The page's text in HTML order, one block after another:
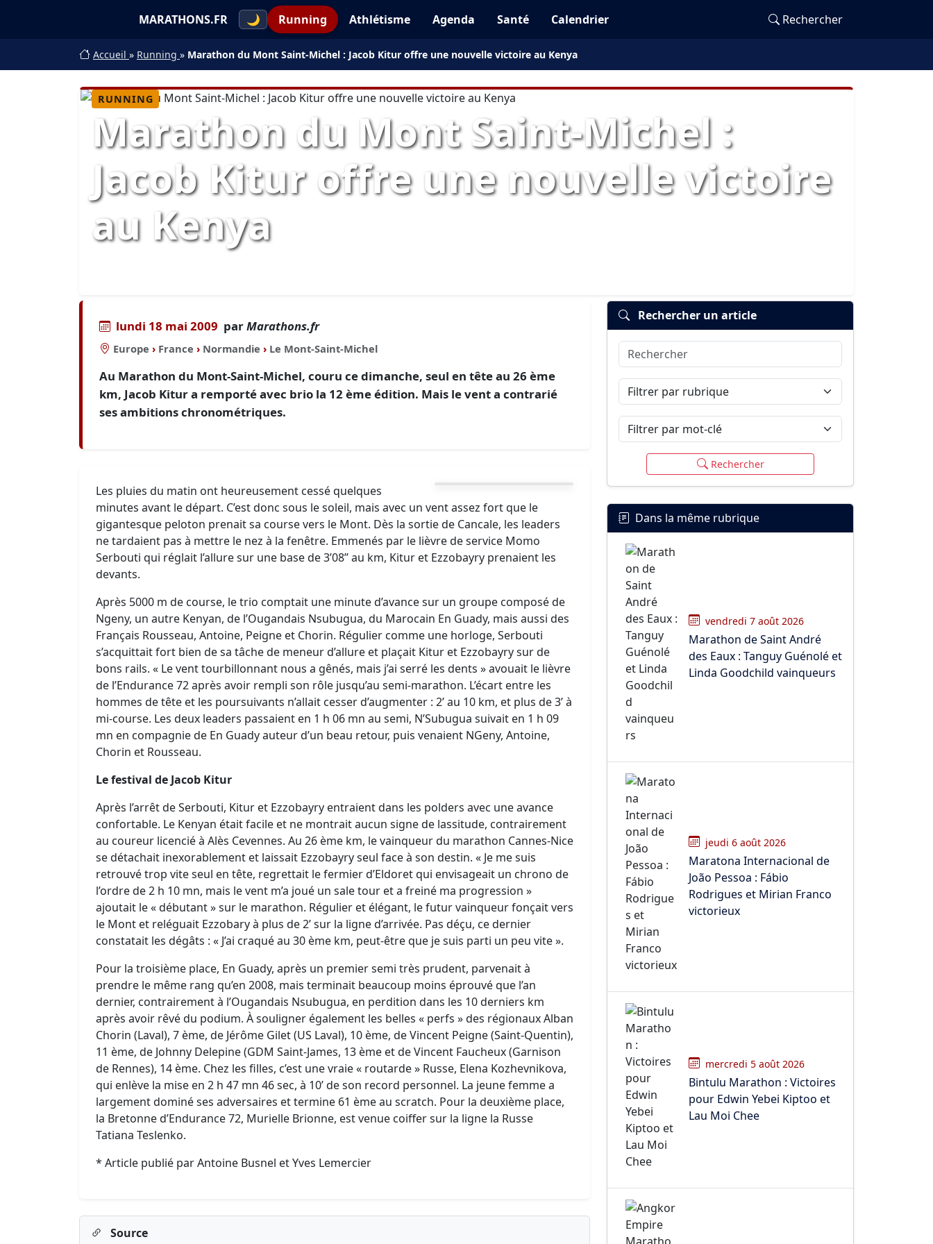
MARATHONS.FR 🌙 Running Athlétisme Agenda Santé Calendrier Rechercher
Accueil » Running » Marathon du Mont Saint-Michel : Jacob Kitur offre une nouvelle victoire au Kenya
RUNNING
Marathon du Mont Saint-Michel :
Jacob Kitur offre une nouvelle victoire
au Kenya
lundi 18 mai 2009 parMarathons.fr
Europe › France › Normandie › Le Mont-Saint-Michel
Au Marathon du Mont-Saint-Michel, couru ce dimanche, seul en tête au 26 ème
km, Jacob Kitur a remporté avec brio la 12 ème édition. Mais le vent a contrarié
ses ambitions chronométriques.
Les pluies du matin ont heureusement cessé quelques
minutes avant le départ. C’est donc sous le soleil, mais avec un vent assez fort que le
gigantesque peloton prenait sa course vers le Mont. Dès la sortie de Cancale, les leaders
ne tardaient pas à mettre le nez à la fenêtre. Emmenés par le lièvre de service Momo
Serbouti qui réglait l’allure sur une base de 3’08’’ au km, Kitur et Ezzobayry prenaient les
devants.
Après 5000 m de course, le trio comptait une minute d’avance sur un groupe composé de
Ngeny, un autre Kenyan, de l’Ougandais Nsubugua, du Marocain En Guady, mais aussi des
Français Rousseau, Antoine, Peigne et Chorin. Régulier comme une horloge, Serbouti
s’acquittait fort bien de sa tâche de meneur d’allure et plaçait Kitur et Ezzobayry sur de
bons rails. « Le vent tourbillonnant nous a gênés, mais j’ai serré les dents » avouait le lièvre
de l’Endurance 72 après avoir rempli son rôle jusqu’au semi-marathon. L’écart entre les
hommes de tête et les poursuivants n’allait cesser d’augmenter : 2’ au 10 km, et plus de 3’ à
mi-course. Les deux leaders passaient en 1 h 06 mn au semi, N’Subugua suivait en 1 h 09
mn en compagnie de En Guady auteur d’un beau retour, puis venaient NGeny, Antoine,
Chorin et Rousseau.
Le festival de Jacob Kitur
Après l’arrêt de Serbouti, Kitur et Ezzobayry entraient dans les polders avec une avance
confortable. Le Kenyan était facile et ne montrait aucun signe de lassitude, contrairement
au coureur licencié à Alès Cevennes. Au 26 ème km, le vainqueur du marathon Cannes-Nice
se détachait inexorablement et laissait Ezzobayry seul face à son destin. « Je me suis
retrouvé trop vite seul en tête, regrettait le fermier d’Eldoret qui envisageait un chrono de
l’ordre de 2 h 10 mn, mais le vent m’a joué un sale tour et a freiné ma progression »
ajoutait le « débutant » sur le marathon. Régulier et élégant, le futur vainqueur fonçait vers
le Mont et reléguait Ezzobary à plus de 2’ sur la ligne d’arrivée. Pas déçu, ce dernier
constatait les dégâts : « J’ai craqué au 30 ème km, peut-être que je suis parti un peu vite ».
Pour la troisième place, En Guady, après un premier semi très prudent, parvenait à
prendre le même rang qu’en 2008, mais terminait beaucoup moins éprouvé que l’an
dernier, contrairement à l’Ougandais Nsubugua, en perdition dans les 10 derniers km
après avoir rêvé du podium. À souligner également les belles « perfs » des régionaux Alban
Chorin (Laval), 7 ème, de Jérôme Gilet (US Laval), 10 ème, de Vincent Peigne (Saint-Quentin),
11 ème, de Johnny Delepine (GDM Saint-James, 13 ème et de Vincent Faucheux (Garnison
de Rennes), 14 ème. Chez les filles, c’est une vraie « routarde » Russe, Elena Kozhevnikova,
qui enlève la mise en 2 h 47 mn 46 sec, à 10’ de son record personnel. La jeune femme a
largement dominé ses adversaires et termine 61 ème au scratch. Pour la deuxième place,
la Bretonne d’Endurance 72, Murielle Brionne, est venue coiffer sur la ligne la Russe
Tatiana Teslenko.
* Article publié par Antoine Busnel et Yves Lemercier
Source
Rechercher un article
Rechercher
Filtrer par rubrique
Filtrer par mot-clé
Rechercher
Dans la même rubrique
vendredi 7 août 2026
Marathon de Saint André
des Eaux : Tanguy Guénolé et
Linda Goodchild vainqueurs
jeudi 6 août 2026
Maratona Internacional de
João Pessoa : Fábio
Rodrigues et Mirian Franco
victorieux
mercredi 5 août 2026
Bintulu Marathon : Victoires
pour Edwin Yebei Kiptoo et
Lau Moi Chee